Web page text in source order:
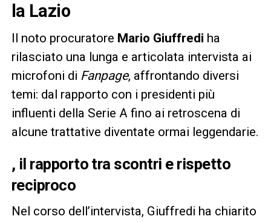
la Lazio
Il noto procuratore Mario Giuffredi ha
rilasciato una lunga e articolata intervista ai
microfoni di Fanpage, affrontando diversi
temi: dal rapporto con i presidenti più
influenti della Serie A fino ai retroscena di
alcune trattative diventate ormai leggendarie.
, il rapporto tra scontri e rispetto
reciproco
Nel corso dell’intervista, Giuffredi ha chiarito